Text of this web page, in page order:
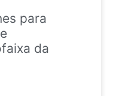
para
da